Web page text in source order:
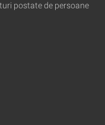
postate de persoane